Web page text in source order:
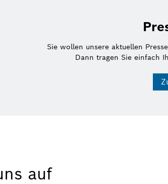
Sie wollen unsere aktuellen
Dann tragen Sie einfach
auf